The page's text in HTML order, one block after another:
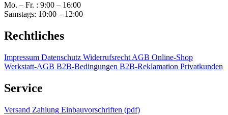
Mo. – Fr. : 9:00 – 16:00
Samstags: 10:00 – 12:00
Rechtliches
Impressum Datenschutz Widerrufsrecht AGB Online-Shop
Werkstatt-AGB B2B-Bedingungen B2B-Reklamation Privatkunden
Service
Versand Zahlung Einbauvorschriften (pdf)